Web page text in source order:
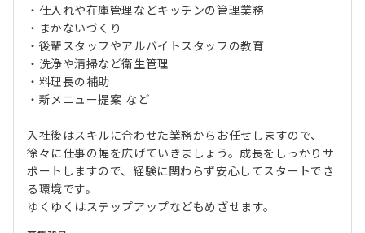
・仕入れや在庫管理などキッチンの管理業務
・まかないづくり
・後輩スタッフやアルバイトスタッフの教育
・洗浄や清掃など衛生管理
・料理長の補助
・新メニュー提案 など
入社後はスキルに合わせた業務からお任せしますので、
徐々に仕事の幅を広げていきましょう。成長をしっかりサ
ポートしますので、経験に関わらず安心してスタートでき
る環境です。
ゆくゆくはステップアップなどもめざせます。